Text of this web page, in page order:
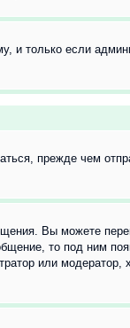
и только если
прежде чем
Вы можете
то под ним
или модератор,